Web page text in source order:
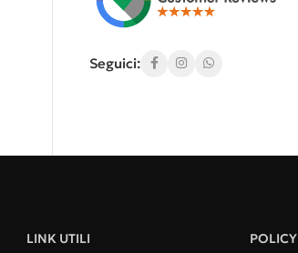
Seguici:
LINK UTILI POLICY